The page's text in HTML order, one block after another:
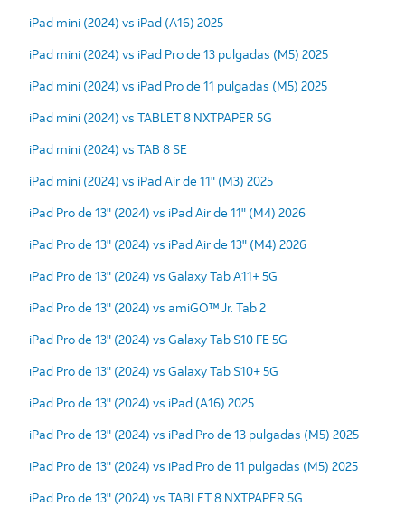
iPad mini (2024) vs iPad (A16) 2025
iPad mini (2024) vs iPad Pro de 13 pulgadas (M5) 2025
iPad mini (2024) vs iPad Pro de 11 pulgadas (M5) 2025
iPad mini (2024) vs TABLET 8 NXTPAPER 5G
iPad mini (2024) vs TAB 8 SE
iPad mini (2024) vs iPad Air de 11" (M3) 2025
iPad Pro de 13" (2024) vs iPad Air de 11" (M4) 2026
iPad Pro de 13" (2024) vs iPad Air de 13" (M4) 2026
iPad Pro de 13" (2024) vs Galaxy Tab A11+ 5G
iPad Pro de 13" (2024) vs amiGO™ Jr. Tab 2
iPad Pro de 13" (2024) vs Galaxy Tab S10 FE 5G
iPad Pro de 13" (2024) vs Galaxy Tab S10+ 5G
iPad Pro de 13" (2024) vs iPad (A16) 2025
iPad Pro de 13" (2024) vs iPad Pro de 13 pulgadas (M5) 2025
iPad Pro de 13" (2024) vs iPad Pro de 11 pulgadas (M5) 2025
iPad Pro de 13" (2024) vs TABLET 8 NXTPAPER 5G